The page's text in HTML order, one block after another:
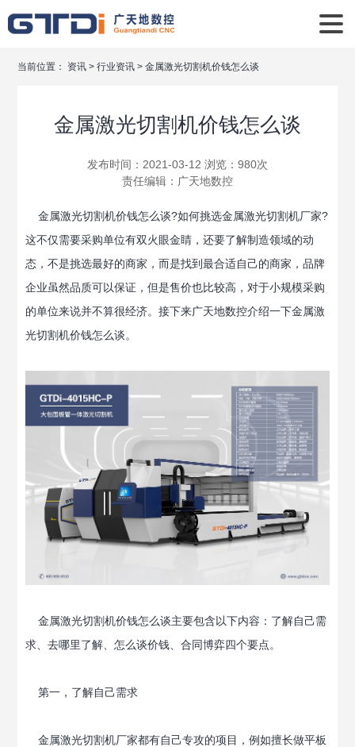
当前位置： 资讯 >行业资讯 >金属激光切割机价钱怎么谈
金属激光切割机价钱怎么谈
发布时间：2021-03-12 浏览：980次
责任编辑： 广天地数控
金属激光切割机价钱怎么谈?如何挑选金属激光切割机厂家?
这不仅需要采购单位有双火眼金睛，还要了解制造领域的动
态，不是挑选最好的商家，而是找到最合适自己的商家，品牌
企业虽然品质可以保证，但是售价也比较高，对于小规模采购
的单位来说并不算很经济。接下来广天地数控介绍一下金属激
光切割机价钱怎么谈。
金属激光切割机价钱怎么谈主要包含以下内容：了解自己需
求、去哪里了解、怎么谈价钱、合同博弈四个要点。
第一，了解自己需求
金属激光切割机厂家都有自己专攻的项目，例如擅长做平板